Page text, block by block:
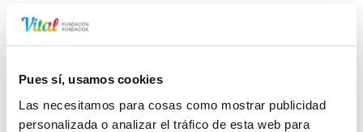
Pues sí, usamos cookies
Las necesitamos para cosas como mostrar publicidad
personalizada o analizar el tráfico de esta web para
Forma de actuación
Mediante charlas y talleres de 40 minutos de duración que
colegiadas. Tras la charla educativa se hace entrega a las
y los alumnos de una bolsa obsequio.